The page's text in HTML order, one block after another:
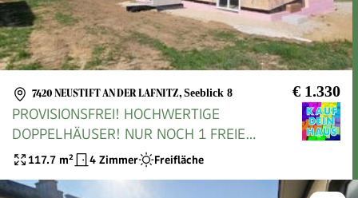
7420 NEUSTIFT AN DER LAFNITZ, Seeblick 8 € 1.330
PROVISIONSFREI! HOCHWERTIGE
DOPPELHÄUSER! NUR NOCH 1 FREIE
EINHEIT!
117.7 m² 4 Zimmer Freifläche